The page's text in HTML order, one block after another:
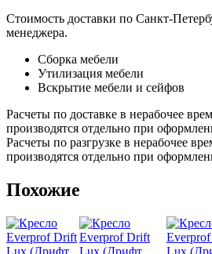
Стоимость доставки по Санкт-
менеджера.
Сборка мебели
Утилизация мебели
Вскрытие мебели и сейфов
Расчеты по доставке в нерабочее
производятся отдельно при
Расчеты по разгрузке в нерабочее
производятся отдельно при
Похожие